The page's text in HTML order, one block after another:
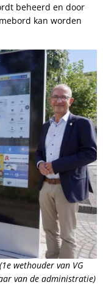
beheerd en door
kan worden
wethouder van VG
van de administratie)